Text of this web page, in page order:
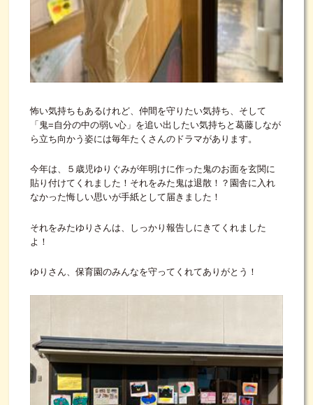
怖い気持ちもあるけれど、仲間を守りたい気持ち、そして
「鬼=自分の中の弱い心」を追い出したい気持ちと葛藤しなが
ら立ち向かう姿には毎年たくさんのドラマがあります。
今年は、５歳児ゆりぐみが年明けに作った鬼のお面を玄関に
貼り付けてくれました！それをみた鬼は退散！？園舎に入れ
なかった悔しい思いが手紙として届きました！
それをみたゆりさんは、しっかり報告しにきてくれました
よ！
ゆりさん、保育園のみんなを守ってくれてありがとう！